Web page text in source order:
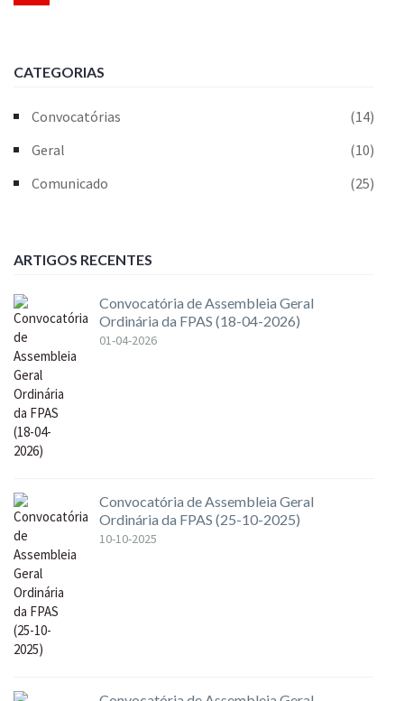
CATEGORIAS
Convocatórias
(14)
Geral
(10)
Comunicado
(25)
ARTIGOS RECENTES
Convocatória de Assembleia Geral
Ordinária da FPAS (18-04-2026)
01-04-2026
Convocatória de Assembleia Geral
Ordinária da FPAS (25-10-2025)
10-10-2025